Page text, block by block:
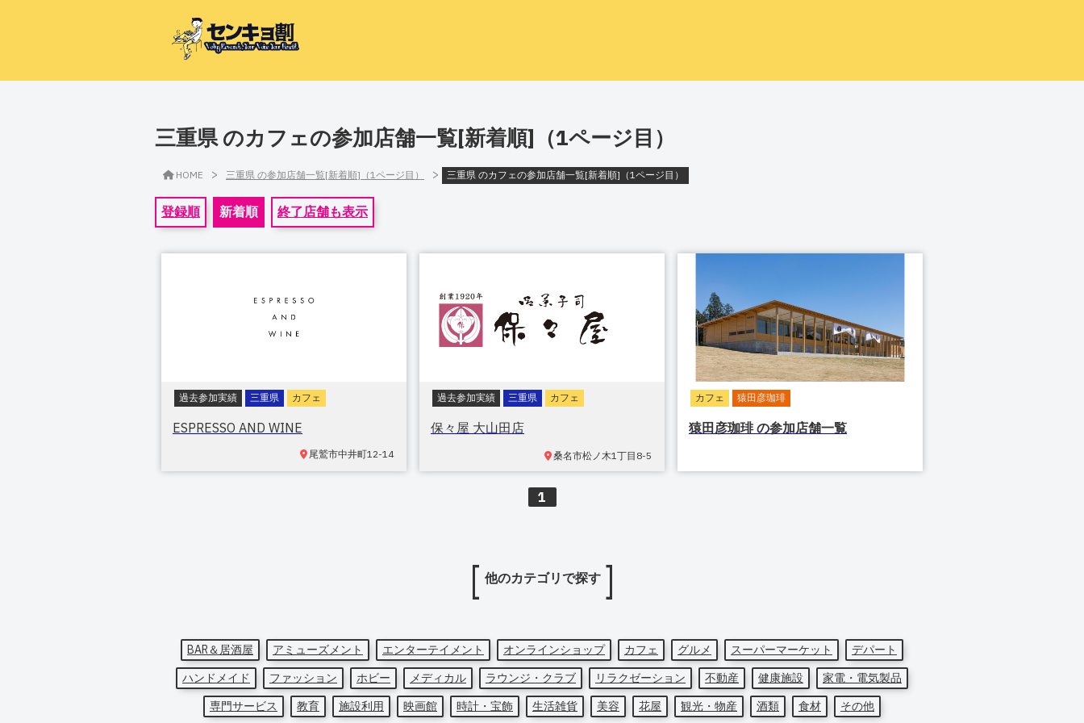
三重県 のカフェの参加店舗一覧[新着順]（1ページ目）
HOME > 三重県 の参加店舗一覧[新着順]（1ページ目） > 三重県 のカフェの参加店舗一覧[新着順]（1ページ目）
登録順 新着順 終了店舗も表示
過去参加実績 三重県 カフェ
ESPRESSO AND WINE
尾鷲市中井町12-14
過去参加実績 三重県 カフェ
保々屋 大山田店
桑名市松ノ木1丁目8-5
カフェ 猿田彦珈琲
猿田彦珈琲の参加店舗一覧
1
他のカテゴリで探す
BAR＆居酒屋 アミューズメント エンターテイメント オンラインショップ カフェ グルメ スーパーマーケット
デパート
ハンドメイド
ファッション ホビー メディカル ラウンジ・クラブ リラクゼーション 不動産 健康施設
家電・電気製品
専門サービス
教育 施設利用 映画館 時計・宝飾 生活雑貨 美容 花屋 観光・物産 酒類 食材 その他